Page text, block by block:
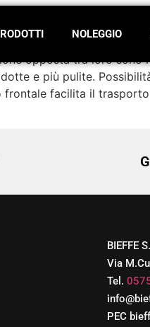
NOLEGGIO
opposta tra loro sono
e più pulite.
facilita il
BIEFFE
Via
Tel.
PEC